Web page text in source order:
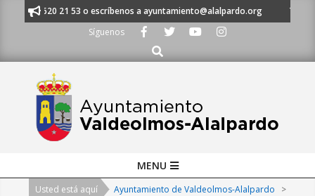
al 91 620 21 53 o escríbenos a ayuntamiento@alalpardo.org
TE
Síguenos
Buscar
Navigation
MENU
Usted está aquí Ayuntamiento de Valdeolmos-Alalpardo
>